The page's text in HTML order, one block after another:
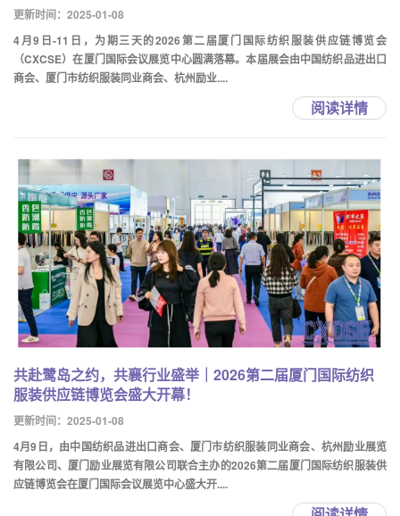
更新时间：2025-01-08
4月9日-11日，为期三天的2026第二届厦门国际纺织服装供应链博览会
（CXCSE）在厦门国际会议展览中心圆满落幕。本届展会由中国纺织品进出口
商会、厦门市纺织服装同业商会、杭州励业....
阅读详情
共赴鹭岛之约，共襄行业盛举｜2026第二届厦门国际纺织
服装供应链博览会盛大开幕！
更新时间：2025-01-08
4月9日，由中国纺织品进出口商会、厦门市纺织服装同业商会、杭州励业展览
有限公司、厦门励业展览有限公司联合主办的2026第二届厦门国际纺织服装供
应链博览会在厦门国际会议展览中心盛大开....